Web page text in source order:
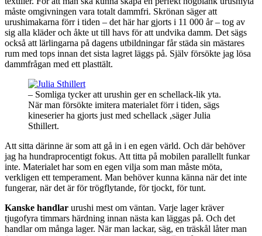
måste omgivningen vara totalt dammfri. Skrönan säger att
urushimakarna förr i tiden – det här har gjorts i 11 000 år – tog av
sig alla kläder och åkte ut till havs för att undvika damm. Det sägs
också att lärlingarna på dagens utbildningar får städa sin mästares
rum med tops innan det sista lagret läggs på. Själv försökte jag lösa
dammfrågan med ett plasttält.
– Somliga tycker att urushin ger en schellack-lik yta.
När man försökte imitera materialet förr i tiden, sägs
kineserier ha gjorts just med schellack ,säger Julia
Sthillert.
Att sitta därinne är som att gå in i en egen värld. Och där behöver
jag ha hundraprocentigt fokus. Att titta på mobilen parallellt funkar
inte. Materialet har som en egen vilja som man måste möta,
verkligen ett temperament. Man behöver kunna känna när det inte
fungerar, när det är för trögflytande, för tjockt, för tunt.
Kanske handlar urushi mest om väntan. Varje lager kräver
tjugofyra timmars härdning innan nästa kan läggas på. Och det
handlar om många lager. När man lackar, säg, en träskål låter man